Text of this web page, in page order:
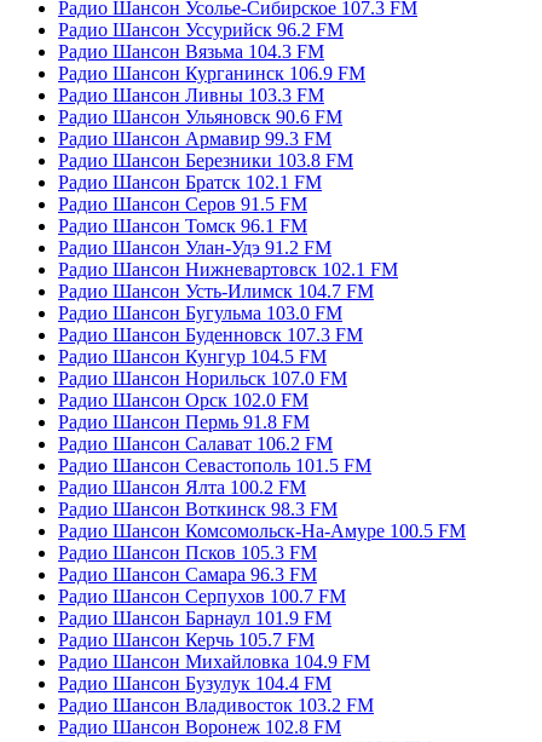
Радио Шансон Усолье-Сибирское 107.3 FM
Радио Шансон Уссурийск 96.2 FM
Радио Шансон Вязьма 104.3 FM
Радио Шансон Курганинск 106.9 FM
Радио Шансон Ливны 103.3 FM
Радио Шансон Ульяновск 90.6 FM
Радио Шансон Армавир 99.3 FM
Радио Шансон Березники 103.8 FM
Радио Шансон Братск 102.1 FM
Радио Шансон Серов 91.5 FM
Радио Шансон Томск 96.1 FM
Радио Шансон Улан-Удэ 91.2 FM
Радио Шансон Нижневартовск 102.1 FM
Радио Шансон Усть-Илимск 104.7 FM
Радио Шансон Бугульма 103.0 FM
Радио Шансон Буденновск 107.3 FM
Радио Шансон Кунгур 104.5 FM
Радио Шансон Норильск 107.0 FM
Радио Шансон Орск 102.0 FM
Радио Шансон Пермь 91.8 FM
Радио Шансон Салават 106.2 FM
Радио Шансон Севастополь 101.5 FM
Радио Шансон Ялта 100.2 FM
Радио Шансон Воткинск 98.3 FM
Радио Шансон Комсомольск-На-Амуре 100.5 FM
Радио Шансон Псков 105.3 FM
Радио Шансон Самара 96.3 FM
Радио Шансон Серпухов 100.7 FM
Радио Шансон Барнаул 101.9 FM
Радио Шансон Керчь 105.7 FM
Радио Шансон Михайловка 104.9 FM
Радио Шансон Бузулук 104.4 FM
Радио Шансон Владивосток 103.2 FM
Радио Шансон Воронеж 102.8 FM